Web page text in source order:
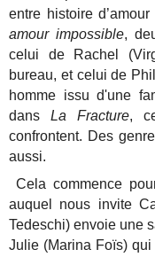
entre histoire
amour impossible,
celui de Rachel
bureau, et celui de
homme issu d'une
dansLa Fracture,
confrontent. Des
aussi.
Cela commence
auquel nous invite
Tedeschi) envoie une
Julie (Marina Foïs)